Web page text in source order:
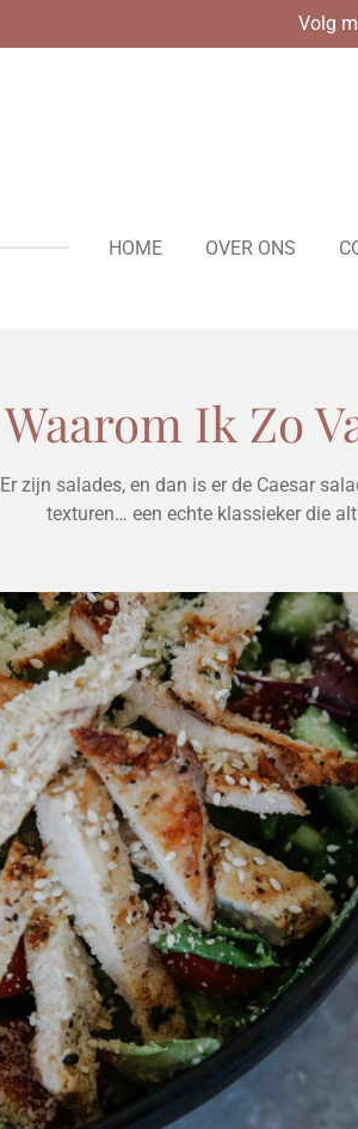
Volg
HOME OVER ONS
Waarom Ik Zo
Er zijn salades, en dan is er de Caesar
texturen… een echte klassieker die